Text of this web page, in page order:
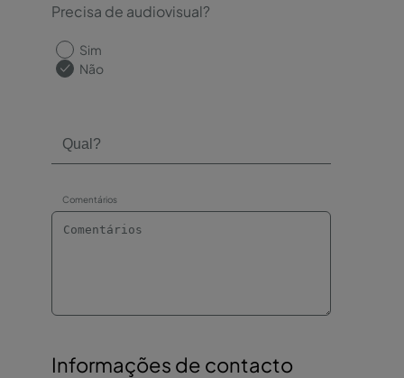
Precisa de audiovisual?
Sim
Não
Comentários
Informações de contacto